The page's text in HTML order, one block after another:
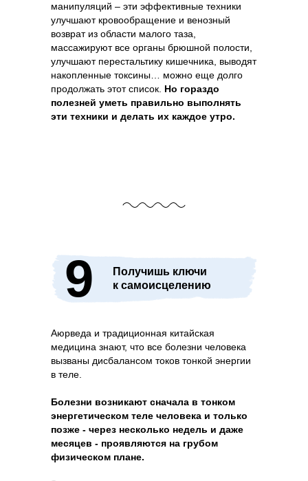
манипуляций – эти эффективные техники
улучшают кровообращение и венозный
возврат из области малого таза,
массажируют все органы брюшной полости,
улучшают перестальтику кишечника, выводят
накопленные токсины… можно еще долго
продолжать этот список. Но гораздо
полезней уметь правильно выполнять
эти техники и делать их каждое утро.
Аюрведа и традиционная китайская
медицина знают, что все болезни человека
вызваны дисбалансом токов тонкой энергии
в теле.
Болезни возникают сначала в тонком
энергетическом теле человека и только
позже - через несколько недель и даже
месяцев - проявляются на грубом
физическом плане.
Получишь ключи
к самоисцелению
9